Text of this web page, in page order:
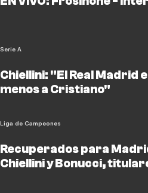
Serie A
Chiellini: "El Real Madrid
menos a Cristiano"
Liga de Campeones
Recuperados para
Chiellini y Bonucci,